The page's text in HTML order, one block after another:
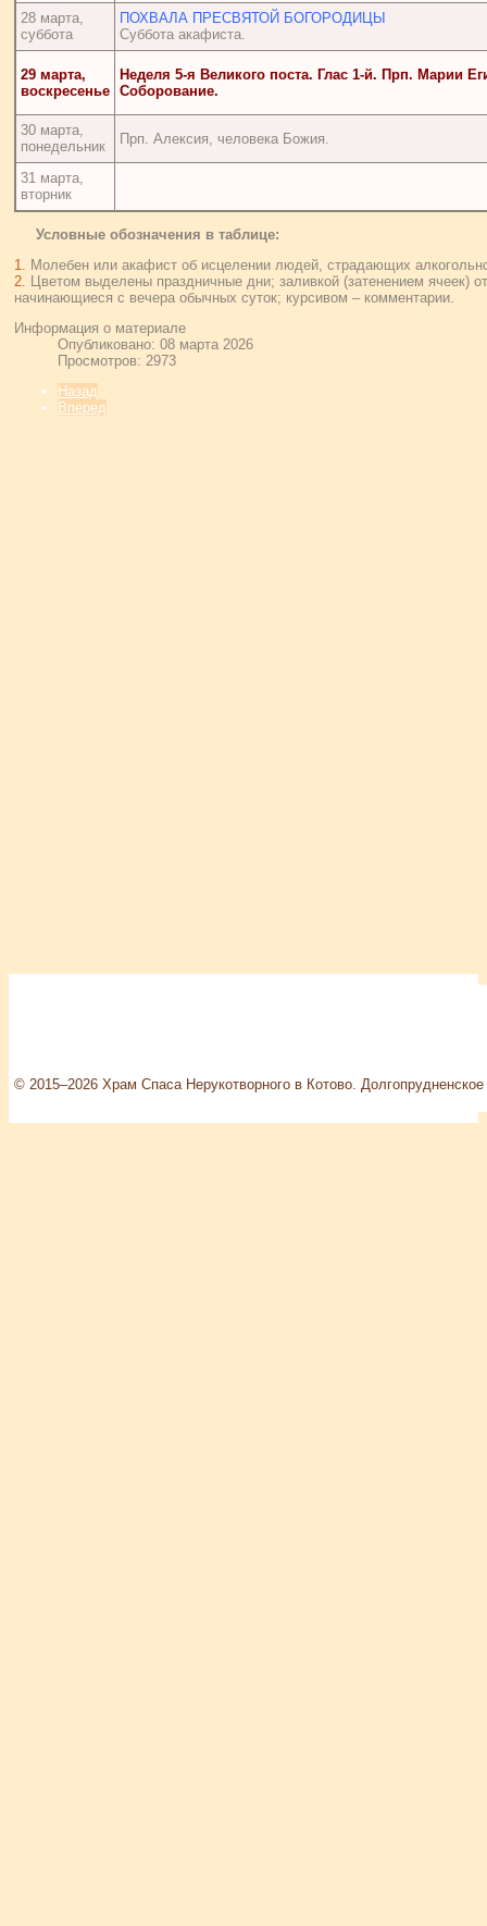
28 марта,
суббота
ПОХВАЛА ПРЕСВЯТОЙ БОГОРОДИЦЫ
Суббота акафиста.
29 марта,
воскресенье
Неделя 5-я Великого поста. Глас 1-й. Прп. Марии
Соборование.
30 марта,
понедельник
Прп. Алексия, человека Божия.
31 марта,
вторник
Условные обозначения в таблице:
1.
Молебен или акафист об исцелении людей, страдающих
2. Цветом выделены праздничные дни; заливкой (затенением ячеек)
начинающиеся с вечера обычных суток; курсивом – комментарии.
Информация о материале
Опубликовано: 08 марта 2026
Просмотров: 2973
Назад
Вперед
© 2015–2026 Храм Спаса Нерукотворного в Котово.